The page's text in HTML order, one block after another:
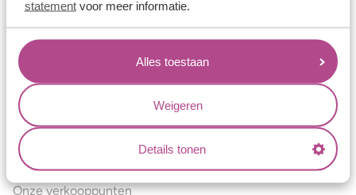
statementvoor meer informatie.
Alles toestaan
Weigeren
Details tonen
Blogs
Jouw voordelen
Conflictvrije Materialen
Oneindig veel mogelijkheden
Kwaliteit
Juweliers & Contact
Onze verkooppunten